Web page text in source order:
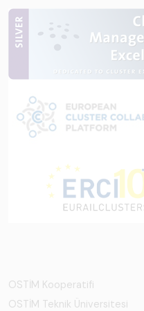
OSTİM Kooperatifi
OSTİM Teknik Üniversitesi